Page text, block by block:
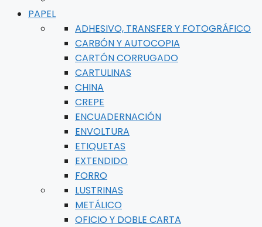
PAPEL
ADHESIVO, TRANSFER Y FOTOGRÁFICO
CARBÓN Y AUTOCOPIA
CARTÓN CORRUGADO
CARTULINAS
CHINA
CREPE
ENCUADERNACIÓN
ENVOLTURA
ETIQUETAS
EXTENDIDO
FORRO
LUSTRINAS
METÁLICO
OFICIO Y DOBLE CARTA